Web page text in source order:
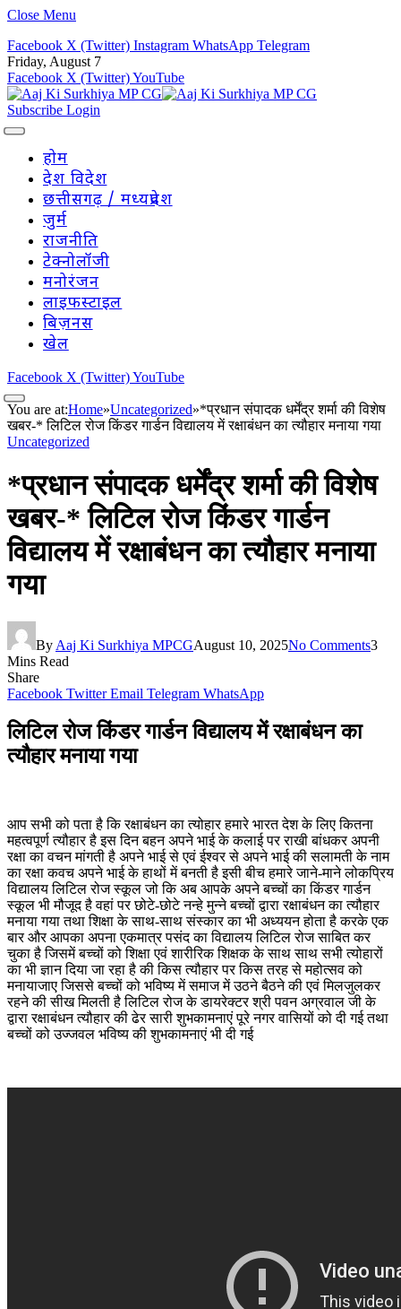
Close Menu
Facebook X (Twitter) Instagram WhatsApp Telegram
Friday, August 7
Facebook X (Twitter)YouTube
Subscribe Login
होम
देश विदेश
छत्तीसगढ़ / मध्यप्रदेश
जुर्म
राजनीति
टेक्नोलॉजी
मनोरंजन
लाइफस्टाइल
बिज़नस
खेल
Facebook X (Twitter)YouTube
You are at:Home»Uncategorized»*प्रधान संपादक धर्मेंद्र शर्मा की विशेष
खबर-* लिटिल रोज किंडर गार्डन विद्यालय में रक्षाबंधन का त्यौहार मनाया गया
Uncategorized
*प्रधान संपादक धर्मेंद्र शर्मा की विशेष
खबर-* लिटिल रोज किंडर गार्डन
विद्यालय में रक्षाबंधन का त्यौहार मनाया
गया
By Aaj Ki Surkhiya MPCGAugust 10, 2025No Comments3
Mins Read
Share
Facebook Twitter Email Telegram WhatsApp
लिटिल रोज किंडर गार्डन विद्यालय में रक्षाबंधन का
त्यौहार मनाया गया
आप सभी को पता है कि रक्षाबंधन का त्योहार हमारे भारत देश के लिए कितना
महत्वपूर्ण त्यौहार है इस दिन बहन अपने भाई के कलाई पर राखी बांधकर अपनी
रक्षा का वचन मांगती है अपने भाई से एवं ईश्वर से अपने भाई की सलामती के नाम
का रक्षा कवच अपने भाई के हाथों में बनती है इसी बीच हमारे जाने-माने लोकप्रिय
विद्यालय लिटिल रोज स्कूल जो कि अब आपके अपने बच्चों का किंडर गार्डन
स्कूल भी मौजूद है वहां पर छोटे-छोटे नन्हे मुन्ने बच्चों द्वारा रक्षाबंधन का त्यौहार
मनाया गया तथा शिक्षा के साथ-साथ संस्कार का भी अध्ययन होता है करके एक
बार और आपका अपना एकमात्र पसंद का विद्यालय लिटिल रोज साबित कर
चुका है जिसमें बच्चों को शिक्षा एवं शारीरिक शिक्षक के साथ साथ सभी त्योहारों
का भी ज्ञान दिया जा रहा है की किस त्यौहार पर किस तरह से महोत्सव को
मनायाजाए जिससे बच्चों को भविष्य में समाज में उठने बैठने की एवं मिलजुलकर
रहने की सीख मिलती है लिटिल रोज के डायरेक्टर श्री पवन अग्रवाल जी के
द्वारा रक्षाबंधन त्यौहार की ढेर सारी शुभकामनाएं पूरे नगर वासियों को दी गई तथा
बच्चों को उज्जवल भविष्य की शुभकामनाएं भी दी गई